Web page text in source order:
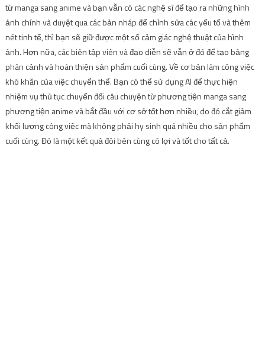
từ manga sang anime và bạn vẫn có các nghệ sĩ để tạo ra những hình
ảnh chính và duyệt qua các bản nháp để chỉnh sửa các yếu tố và thêm
nét tinh tế, thì bạn sẽ giữ được một số cảm giác nghệ thuật của hình
ảnh. Hơn nữa, các biên tập viên và đạo diễn sẽ vẫn ở đó để tạo bảng
phân cảnh và hoàn thiện sản phẩm cuối cùng. Về cơ bản làm công việc
khó khăn của việc chuyển thể. Bạn có thể sử dụng AI để thực hiện
nhiệm vụ thủ tục chuyển đổi câu chuyện từ phương tiện manga sang
phương tiện anime và bắt đầu với cơ sở tốt hơn nhiều, do đó cắt giảm
khối lượng công việc mà không phải hy sinh quá nhiều cho sản phẩm
cuối cùng. Đó là một kết quả đôi bên cùng có lợi và tốt cho tất cả.